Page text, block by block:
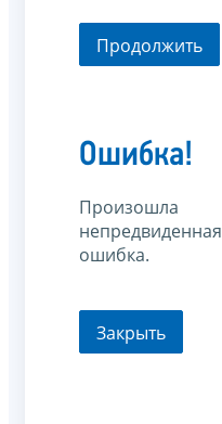
Продолжить
Ошибка!
Произошла
непредвиденная
ошибка.
Закрыть